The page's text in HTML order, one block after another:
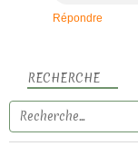
Répondre
RECHERCHE